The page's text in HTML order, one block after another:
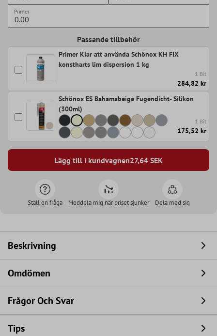
Primer
Passande tillbehör
Primer Klar att använda Schönox KH FIX
konstharts lim dispersion 1 kg
1 Bit
284,82 kr
Schönox ES Bahamabeige Fugendicht- Silikon
(300ml)
1 Bit
175,52 kr
Lägg till i kundvagnen27,64 SEK
Ställ en fråga Meddela mig när priset sjunker Dela med sig
Beskrivning
Omdömen
Frågor Och Svar
Tips